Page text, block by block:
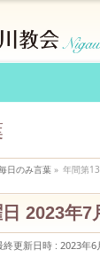
日のみ言葉 » 年間第
日 2023年
終更新日時 : 2023年6